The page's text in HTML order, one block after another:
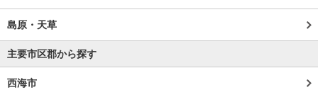
島原・天草
主要市区郡から探す
西海市